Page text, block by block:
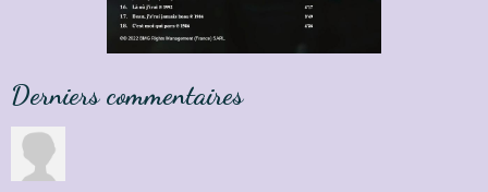
Derniers commentaires